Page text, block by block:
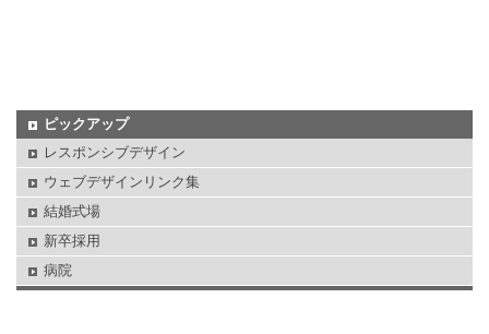
ピックアップ
レスポンシブデザイン
ウェブデザインリンク集
結婚式場
新卒採用
病院